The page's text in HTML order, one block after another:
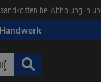
bei Abholung in